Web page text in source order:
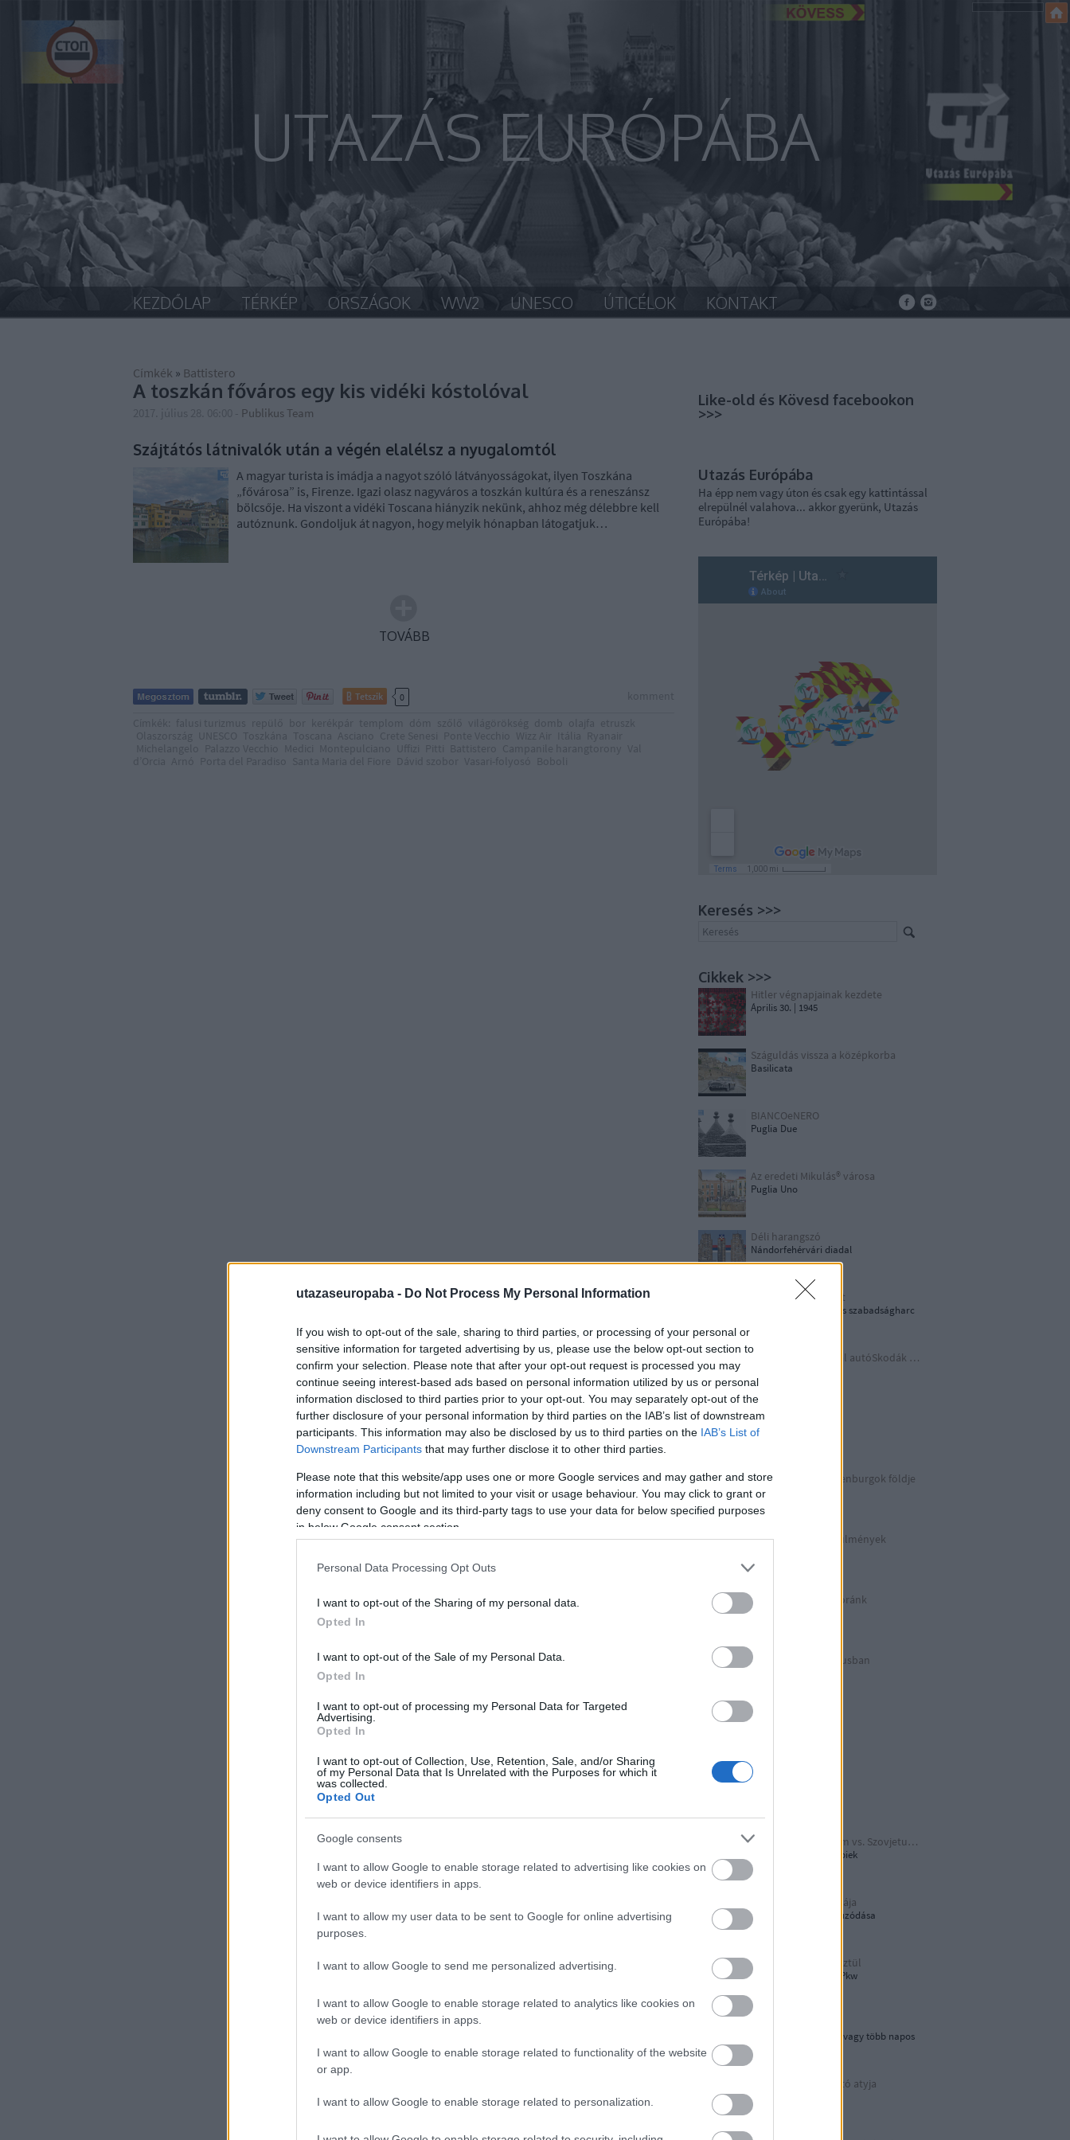
utazaseuropaba - Do Not Process My Personal Information
If you wish to opt-out of the sale, sharing to third parties, or processing of your personal or
sensitive information for targeted advertising by us, please use the below opt-out section to
confirm your selection. Please note that after your opt-out request is processed you may
continue seeing interest-based ads based on personal information utilized by us or personal
information disclosed to third parties prior to your opt-out. You may separately opt-out of the
further disclosure of your personal information by third parties on the IAB’s list of downstream
participants. This information may also be disclosed by us to third parties on the IAB’s List of
Downstream Participants that may further disclose it to other third parties.
Please note that this website/app uses one or more Google services and may gather and store
information including but not limited to your visit or usage behaviour. You may click to grant or
deny consent to Google and its third-party tags to use your data for below specified purposes
in below Google consent section.
Personal Data Processing Opt Outs
I want to opt-out of the Sharing of my personal data.
Opted In
I want to opt-out of the Sale of my Personal Data.
Opted In
I want to opt-out of processing my Personal Data for Targeted
Advertising.
Opted In
I want to opt-out of Collection, Use, Retention, Sale, and/or Sharing
of my Personal Data that Is Unrelated with the Purposes for which it
was collected.
Opted Out
Google consents
I want to allow Google to enable storage related to advertising like cookies on
web or device identifiers in apps.
I want to allow my user data to be sent to Google for online advertising
purposes.
I want to allow Google to send me personalized advertising.
I want to allow Google to enable storage related to analytics like cookies on
web or device identifiers in apps.
I want to allow Google to enable storage related to functionality of the website
or app.
I want to allow Google to enable storage related to personalization.
UTAZÁS EURÓPÁBA
KEZDŐLAP TÉRKÉP ORSZÁGOK WW2 UNESCO ÚTICÉLOK KONTAKT
Címkék » Battistero
A toszkán főváros egy kis vidéki kóstolóval
Publikus Team
Szájtátós látnivalók után a végén elalélsz a nyugalomtól
A magyar turista is imádja a nagyot szóló látványosságokat, ilyen Toszkána
„fővárosa” is, Firenze. Igazi olasz nagyváros a toszkán kultúra és a reneszánsz
bölcsője. Ha viszont a vidéki Toscana hiányzik nekünk, ahhoz még délebbre kell
autóznunk. Gondoljuk át nagyon, hogy melyik hónapban látogatjuk…
TOVÁBB
Tetszik 0
Like-old és Kövesd facebookon
>>>
Utazás Európába
Ha épp nem vagy úton és csak egy kattintással
elrepülnél valahova... akkor gyerünk, Utazás
Európába!
Keresés >>>
Cikkek >>>
Hitler végnapjainak kezdete
Április 30. | 1945
Száguldás vissza a középkorba
Basilicata
BIANCOeNERO
Puglia Due
Az eredeti Mikulás® városa
Puglia Uno
Déli harangszó
Nándorfehérvári diadal
1956: Akkor és most
1956-os forradalom és szabadságharc
Időutazás a szocreál autóSkodák világába
Germania
Berlin 2. rész
Irány észak, a Guldenburgok földje
Észak-Németország
Halálos munkakörülmények
Berlinben ütött az óránk
Berlin 1. rész
Halálos listázás luxusban
Hitler első drónja
Honecker bosszúja
Harmadik Birodalom vs. Szovjetunió
A Katyusa meg a többiek
A hamburger őshazája
80 éves újjáépítés elhúzódása
Tökön-babon keresztül
Wehrmacht Einheits-Pkw
Egynapos kirándulás vagy több napos
városnézés
Az áramvonalas autó atyja
Járay Pál